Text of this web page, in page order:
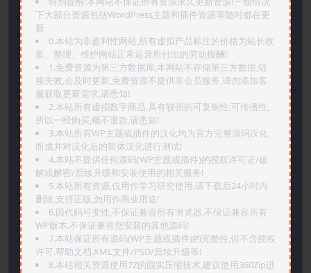
下大部分资源包括WordPress主题和插件资源等随时都在更
新
0.本站为非盈利性网站,所有虚拟产品标注的价格为站长收
集、整理、维护网站正常运营所付出的劳动报酬!
1.免费资源为第三方数据库,本网站不存储第三方数据,链
接失效,会及时更新,免费资源不提供非会员服务,请勿添加客
服获取更新需求,请悉知!
2.本站所有虚拟数字商品,具有较强的可复制性,可传播性,
所以一经购买,概不退款,请悉知!
3.本站所有WP主题或插件的汉化均为官方完整源码汉化
而成并对汉化后的简体汉化进行测试!
4.本站不提供任何源码(WP主题或插件)的授权许可证/破
解或解密/后续升级和安装使用的相关服务!
5.本站所有资源,仅用作学习研究使用,请下载后24小时内
删除,支持正版,勿用作商业用途!
6.因代码可变性,不保证兼容所有浏览器.不保证兼容所有
WP版本.不保证兼容您安装的其他源码!
7.本站保证所有源码(WP主题或插件)的完整性,但不含授权
许可.帮助文档.XML文件/PSD/后续升级等!
8.本站相关资源使用7Z的固实压缩技术,建议使用360Zip进